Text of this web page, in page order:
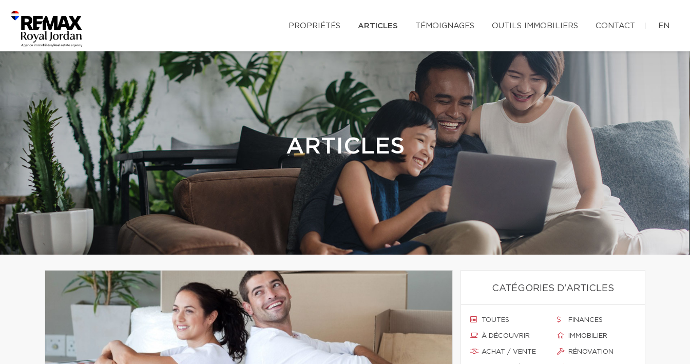
PROPRIÉTÉS ARTICLES TÉMOIGNAGES OUTILS IMMOBILIERS CONTACT EN
ARTICLES
CATÉGORIES D'ARTICLES
TOUTES
À DÉCOUVRIR
ACHAT / VENTE
FINANCES
IMMOBILIER
RÉNOVATION